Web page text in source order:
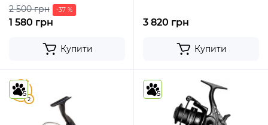
2 500 грн -37 %
1 580 грн
Купити
3 820 грн
Купити
5
2
5 5